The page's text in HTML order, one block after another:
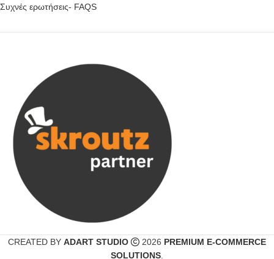
Συχνές ερωτήσεις- FAQS
CREATED BY ADART STUDIO 2026 PREMIUM E-COMMERCE
SOLUTIONS.